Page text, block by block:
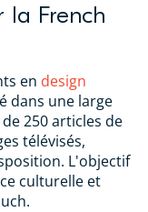
la French
en design
dans une large
250 articles de
télévisés,
L'objectif
culturelle et